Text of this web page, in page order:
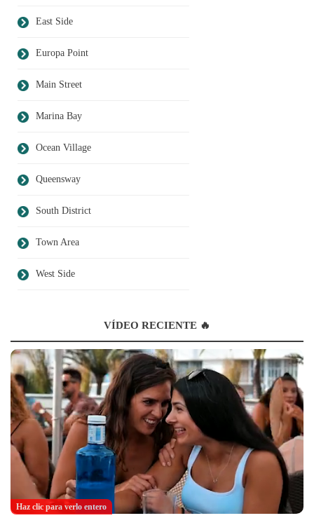
East Side
Europa Point
Main Street
Marina Bay
Ocean Village
Queensway
South District
Town Area
West Side
VÍDEO RECIENTE 🔥
Haz clic para verlo entero